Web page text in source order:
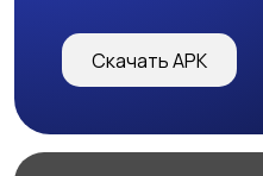
Скачать APK